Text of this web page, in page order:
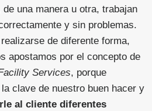
una manera u otra, trabajan
y sin problemas.
de diferente forma,
apostamos por el concepto de
Services, porque
clave de nuestro buen hacer y
al cliente diferentes